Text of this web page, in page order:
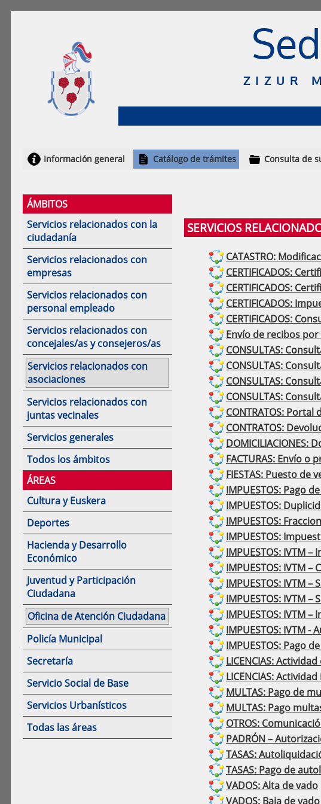
ZIZUR
Información general Catálogo de trámites Consulta de
ÁMBITOS
Servicios relacionados con la
ciudadanía
Servicios relacionados con
empresas
Servicios relacionados con
personal empleado
Servicios relacionados con
concejales/as y consejeros/as
Servicios relacionados con
asociaciones
Servicios relacionados con
juntas vecinales
Servicios generales
Todos los ámbitos
ÁREAS
Cultura y Euskera
Deportes
Hacienda y Desarrollo
Económico
Juventud y Participación
Ciudadana
Oficina de Atención Ciudadana
Policía Municipal
Secretaría
Servicio Social de Base
Servicios Urbanísticos
Todas las áreas
SERVICIOS
CATASTRO:
CERTIFICADOS:
CERTIFICADOS:
CERTIFICADOS:
CERTIFICADOS:
Envío de recibos por
CONSULTAS:
CONSULTAS:
CONSULTAS:
CONSULTAS:
CONTRATOS:
CONTRATOS:
DOMICILIACIONES:
FACTURAS: Envío
FIESTAS: Puesto
IMPUESTOS: Pago
IMPUESTOS:
IMPUESTOS:
IMPUESTOS:
IMPUESTOS: IVTM
IMPUESTOS: IVTM
IMPUESTOS: IVTM
IMPUESTOS: IVTM
IMPUESTOS: IVTM
IMPUESTOS: IVTM
IMPUESTOS: Pago
LICENCIAS:
LICENCIAS:
MULTAS: Pago de
MULTAS: Pago
OTROS:
PADRÓN –
TASAS:
TASAS: Pago de
VADOS: Alta de vado
VADOS: Baja de vado